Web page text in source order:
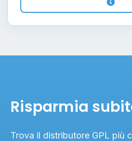
Risparmia
Trova il distributore GPL più